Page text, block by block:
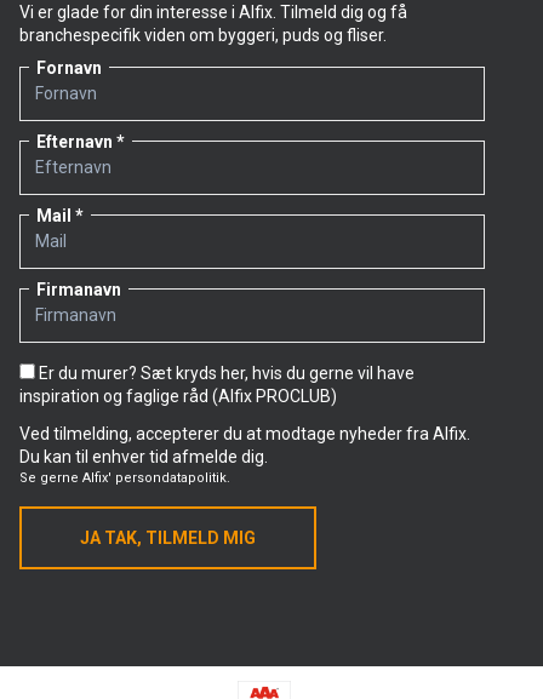
Vi er glade for din interesse i Alfix. Tilmeld dig og få
branchespecifik viden om byggeri, puds og fliser.
Fornavn
Efternavn
Mail
Firmanavn
Er du murer? Sæt kryds her, hvis du gerne vil have
inspiration og faglige råd (Alfix PROCLUB)
Ved tilmelding, accepterer du at modtage nyheder fra Alfix.
Du kan til enhver tid afmelde dig.
Se gerne Alfix' persondatapolitik.
JA TAK, TILMELD MIG